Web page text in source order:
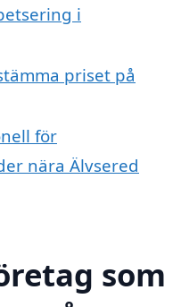
i
priset på
för
nära Älvsered
som